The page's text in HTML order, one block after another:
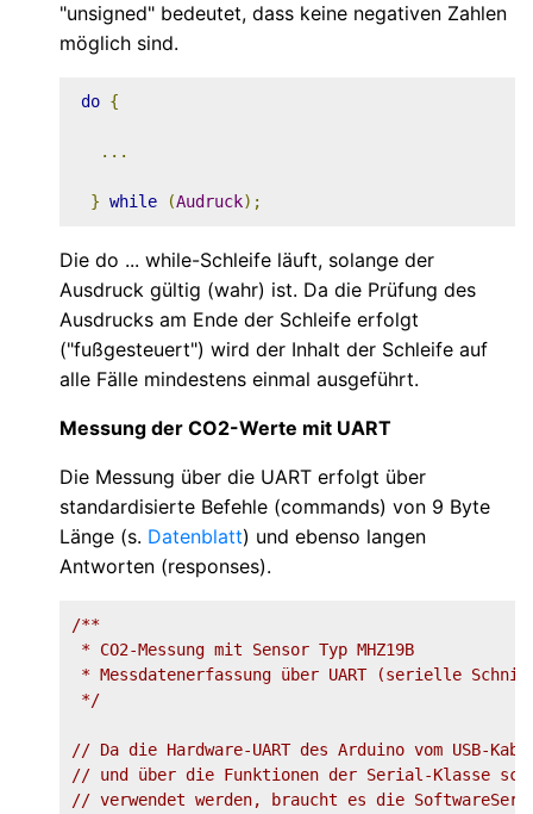
"unsigned" bedeutet, dass keine negativen Zahlen
möglich sind.
do {
...
} while (Audruck);
Die do ... while-Schleife läuft, solange der
Ausdruck gültig (wahr) ist. Da die Prüfung des
Ausdrucks am Ende der Schleife erfolgt
("fußgesteuert") wird der Inhalt der Schleife auf
alle Fälle mindestens einmal ausgeführt.
Messung der CO2-Werte mit UART
Die Messung über die UART erfolgt über
standardisierte Befehle (commands) von 9 Byte
Länge (s. Datenblatt) und ebenso langen
Antworten (responses).
/**
* CO2-Messung mit Sensor Typ MHZ19B
* Messdatenerfassung über UART (serielle
*/
// Da die Hardware-UART des Arduino vom USB-
// und über die Funktionen der Serial-Klasse
// verwendet werden, braucht es die